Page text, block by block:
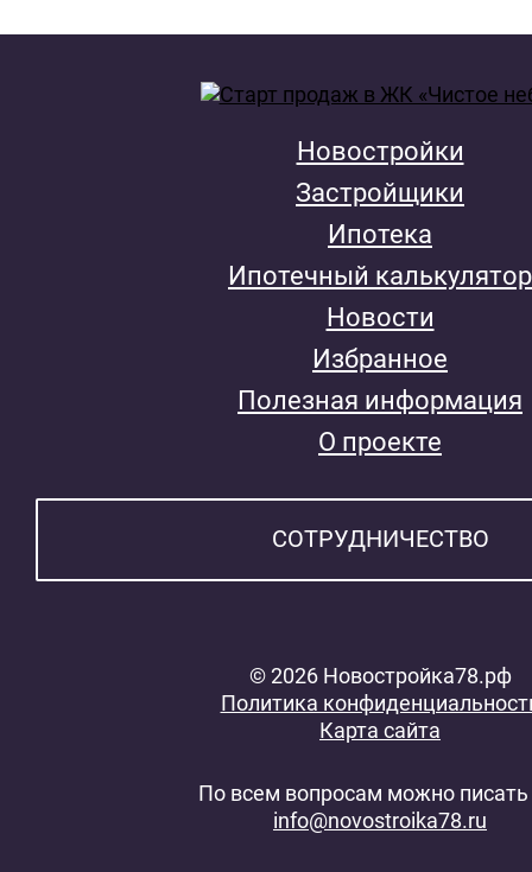
Новостройки
Застройщики
Ипотека
Ипотечный калькулятор
Новости
Избранное
Полезная информация
О проекте
СОТРУДНИЧЕСТВО
© 2026 Новостройка78.рф
Политика
Карта сайта
По всем вопросам можно писать
info@novostroika78.ru